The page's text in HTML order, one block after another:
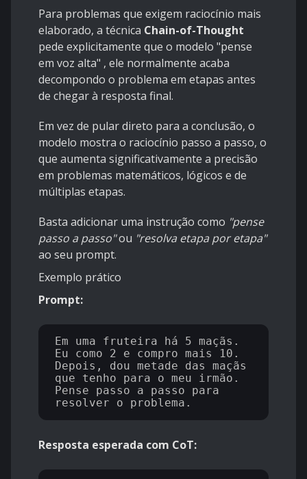
Para problemas que exigem raciocínio mais
elaborado, a técnica Chain-of-Thought
pede explicitamente que o modelo "pense
em voz alta" , ele normalmente acaba
decompondo o problema em etapas antes
de chegar à resposta final.
Em vez de pular direto para a conclusão, o
modelo mostra o raciocínio passo a passo, o
que aumenta significativamente a precisão
em problemas matemáticos, lógicos e de
múltiplas etapas.
Basta adicionar uma instrução como "pense
passo a passo"ou "resolva etapa por etapa"
ao seu prompt.
Exemplo prático
Prompt:
Em uma fruteira há 5 maçãs.
Eu como 2 e compro mais 10.
Depois, dou metade das maçãs
que tenho para o meu irmão.
Pense passo a passo para
Resposta esperada com CoT: